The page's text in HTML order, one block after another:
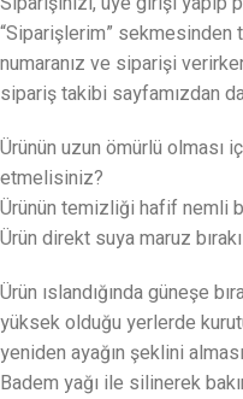
“Siparişlerim”
numaranız ve siparişi
sipariş takibi sayfamızdan
Ürünün uzun ömürlü olması
etmelisiniz?
Ürünün temizliği hafif nemli
Ürün direkt suya maruz
Ürün ıslandığında güneşe
yüksek olduğu yerlerde
yeniden ayağın şeklini
Badem yağı ile silinerek